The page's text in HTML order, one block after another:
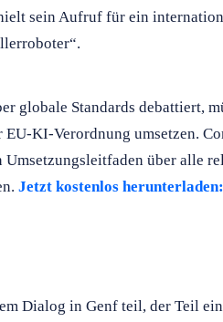
sein Aufruf für ein
globale Standards debattiert,
KI-Verordnung umsetzen.
über alle
Jetzt kostenlos
Dialog in Genf teil, der Teil